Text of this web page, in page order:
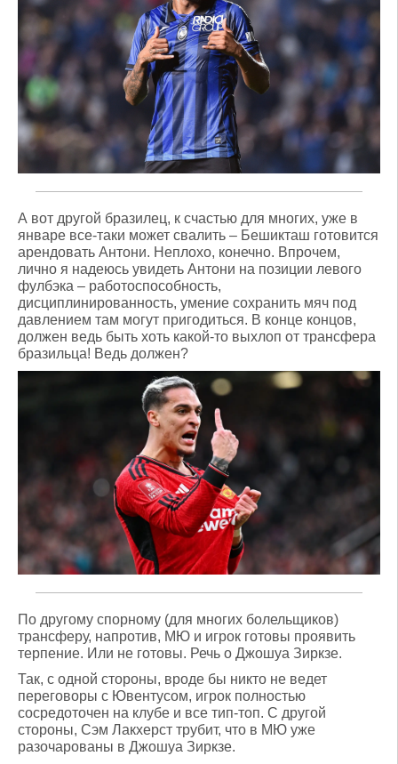
А вот другой бразилец, к счастью для многих, уже в
январе все-таки может свалить – Бешикташ готовится
арендовать Антони. Неплохо, конечно. Впрочем,
лично я надеюсь увидеть Антони на позиции левого
фулбэка – работоспособность,
дисциплинированность, умение сохранить мяч под
давлением там могут пригодиться. В конце концов,
должен ведь быть хоть какой-то выхлоп от трансфера
бразильца! Ведь должен?
По другому спорному (для многих болельщиков)
трансферу, напротив, МЮ и игрок готовы проявить
терпение. Или не готовы. Речь о Джошуа Зиркзе.
Так, с одной стороны, вроде бы никто не ведет
переговоры с Ювентусом, игрок полностью
сосредоточен на клубе и все тип-топ. С другой
стороны, Сэм Лакхерст трубит, что в МЮ уже
разочарованы в Джошуа Зиркзе.